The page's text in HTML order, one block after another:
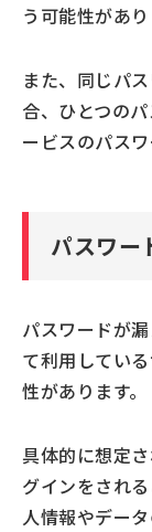
う可能性があり
また、同じパ
合、ひとつの
ービスのパス
パスワー
パスワードが
て利用してい
性があります。
具体的に想定
グインをされ
人情報やデー